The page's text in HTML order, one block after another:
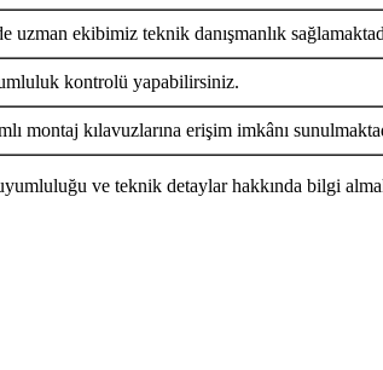
ekibimiz teknik danışmanlık
kontrolü yapabilirsiniz.
montaj kılavuzlarına erişim imkânı
ve teknik detaylar hakkında bilgi